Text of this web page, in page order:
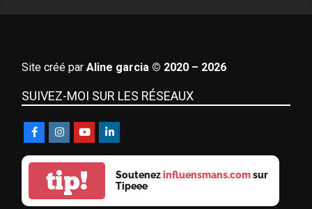
Site créé par Aline garcia © 2020 – 2026
SUIVEZ-MOI SUR LES RÉSEAUX
tip! Soutenezinfluensmans.comsur
Tipeee